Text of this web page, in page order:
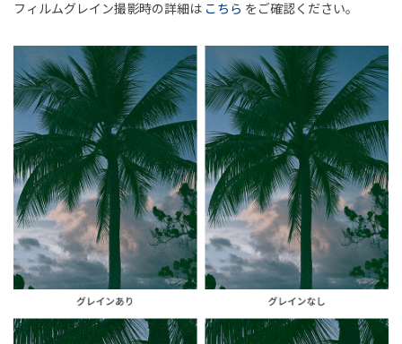
フィルムグレイン撮影時の詳細は こちら をご確認ください。